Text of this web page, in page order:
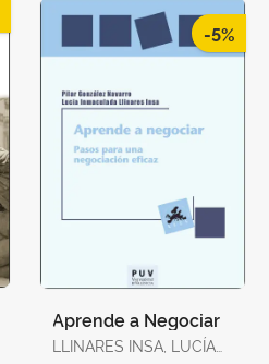
-5%
Aprende a Negociar
LLINARES INSA, LUCÍA